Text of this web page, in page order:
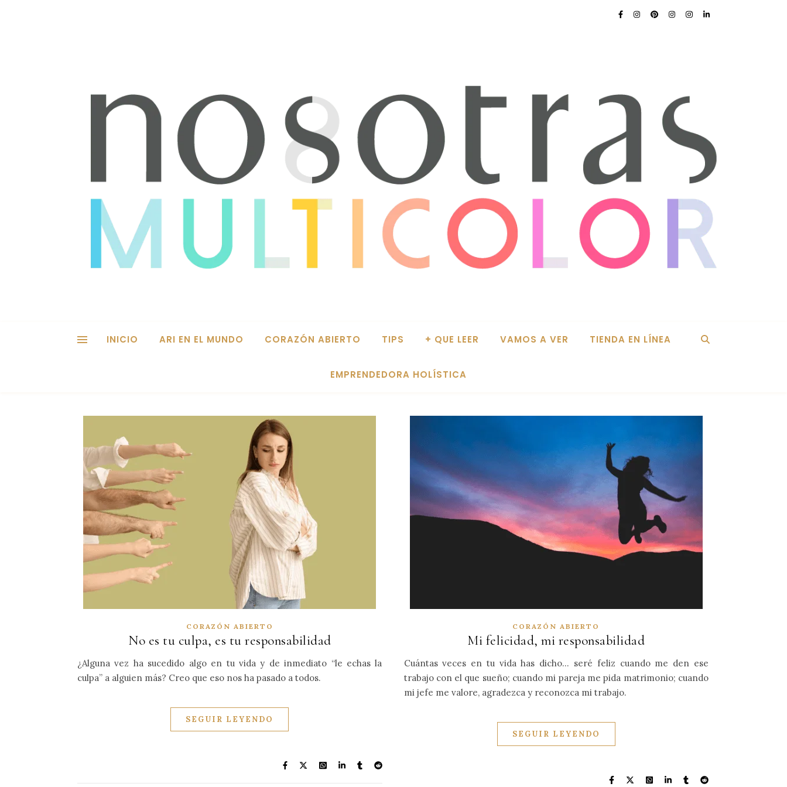
INICIO ARI EN EL MUNDO CORAZÓN ABIERTO TIPS + QUE LEER VAMOS A VER TIENDA EN LÍNEA
EMPRENDEDORA HOLÍSTICA
CORAZÓN ABIERTO
No es tu culpa, es tu responsabilidad
¿Alguna vez ha sucedido algo en tu vida y de inmediato “le echas la
culpa” a alguien más? Creo que eso nos ha pasado a todos.
SEGUIR LEYENDO
CORAZÓN ABIERTO
Mi felicidad, mi responsabilidad
Cuántas veces en tu vida has dicho... seré feliz cuando me den ese
trabajo con el que sueño; cuando mi pareja me pida matrimonio; cuando
mi jefe me valore, agradezca y reconozca mi trabajo.
SEGUIR LEYENDO